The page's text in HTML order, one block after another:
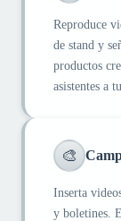
Reproduce
de stand y
productos
asistentes a
🎨
Inserta
y boletines.